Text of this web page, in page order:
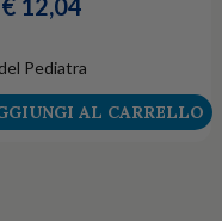
€ 12,04
Pediatra
AL CARRELLO